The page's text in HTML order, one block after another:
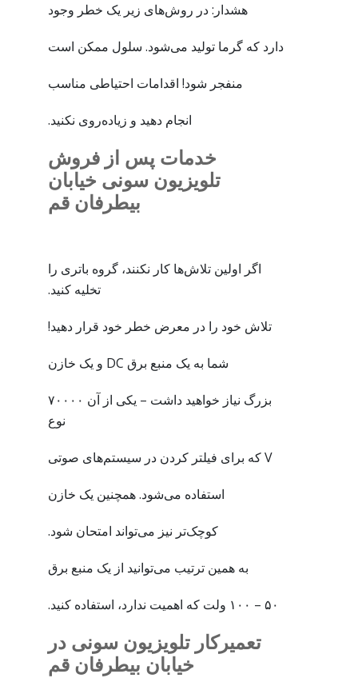
هشدار: در روش‌های زیر یک خطر وجود
دارد که گرما تولید می‌شود. سلول ممکن است
منفجر شود! اقدامات احتیاطی مناسب
انجام دهید و زیاده‌روی نکنید.
خدمات پس از فروش
تلویزیون سونی خیابان
بیطرفان قم
اگر اولین تلاش‌ها کار نکنند، گروه باتری را
تخلیه کنید.
تلاش خود را در معرض خطر خود قرار دهید!
شما به یک منبع برق DC و یک خازن
بزرگ نیاز خواهید داشت – یکی از آن ۷۰۰۰۰
نوع
V که برای فیلتر کردن در سیستم‌های صوتی
استفاده می‌شود. همچنین یک خازن
کوچک‌تر نیز می‌تواند امتحان شود.
به همین ترتیب می‌توانید از یک منبع برق
۵۰ – ۱۰۰ ولت که اهمیت ندارد، استفاده کنید.
تعمیرکار تلویزیون سونی در
خیابان بیطرفان قم